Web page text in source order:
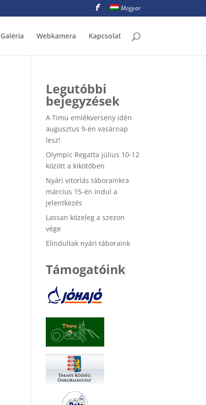
Magyar
Galéria Webkamera Kapcsolat
Legutóbbi
bejegyzések
A Timu emlékverseny idén
augusztus 9-én vasárnap
lesz!
Olympic Regatta július 10-12
között a kikötőben
Nyári vitorlás táborainkra
március 15-én indul a
jelentkezés
Lassan közeleg a szezon
vége
Elindultak nyári táboraink
Támogatóink